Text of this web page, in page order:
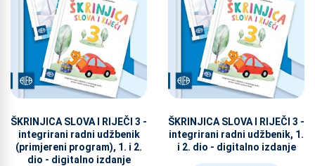
ŠKRINJICA SLOVA I RIJEČI 3 -
integrirani radni udžbenik
(primjereni program), 1. i 2.
dio - digitalno izdanje
ŠKRINJICA SLOVA I RIJEČI 3 -
integrirani radni udžbenik, 1.
i 2. dio - digitalno izdanje